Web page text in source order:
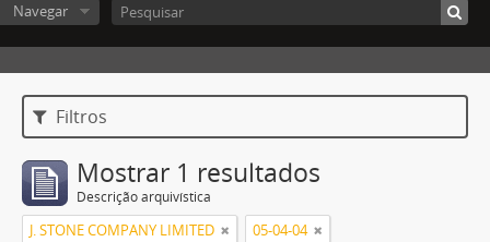
Navegar
Filtros
Mostrar 1 resultados
Descrição arquivística
J. STONE COMPANY LIMITED 05-04-04